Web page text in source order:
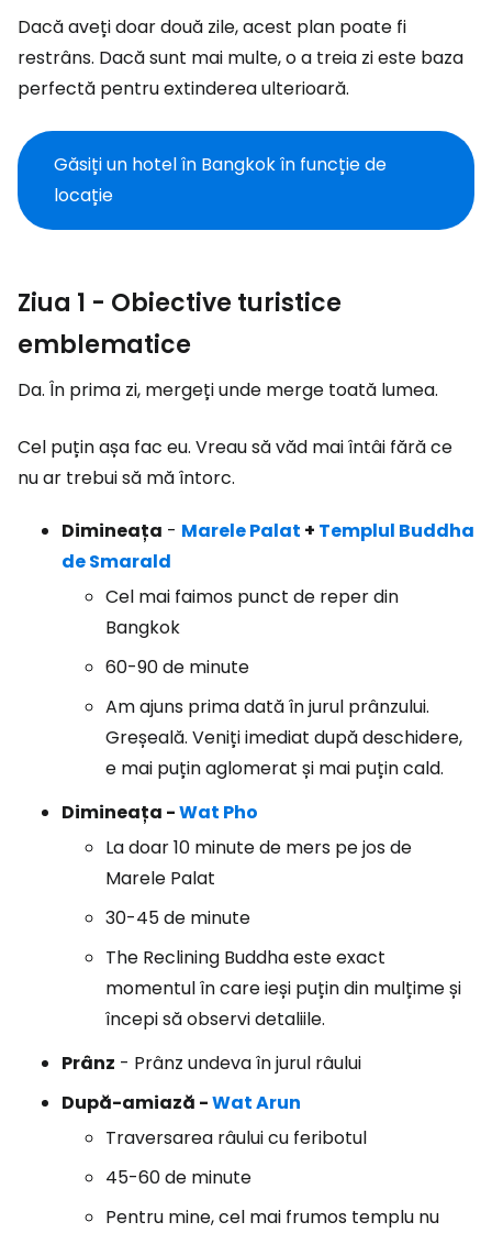
Dacă aveți doar două zile, acest plan poate fi
restrâns. Dacă sunt mai multe, o a treia zi este baza
perfectă pentru extinderea ulterioară.
Găsiți un hotel în Bangkok în funcție de
locație
Ziua 1 - Obiective turistice
emblematice
Da. În prima zi, mergeți unde merge toată lumea.
Cel puțin așa fac eu. Vreau să văd mai întâi fără ce
nu ar trebui să mă întorc.
Dimineața - Marele Palat + Templul Buddha
de Smarald
Cel mai faimos punct de reper din
Bangkok
60-90 de minute
Am ajuns prima dată în jurul prânzului.
Greșeală. Veniți imediat după deschidere,
e mai puțin aglomerat și mai puțin cald.
Dimineața -Wat Pho
La doar 10 minute de mers pe jos de
Marele Palat
30-45 de minute
The Reclining Buddha este exact
momentul în care ieși puțin din mulțime și
începi să observi detaliile.
Prânz - Prânz undeva în jurul râului
După-amiază -Wat Arun
Traversarea râului cu feribotul
45-60 de minute
Pentru mine, cel mai frumos templu nu